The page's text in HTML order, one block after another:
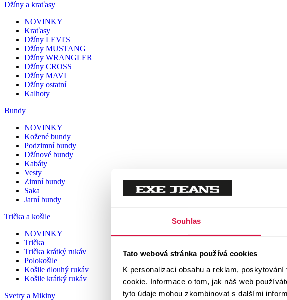
Souhlas
Tato webová stránka používá cookies
K personalizaci obsahu a reklam,
cookie. Informace o tom, jak náš web
tyto údaje mohou zkombinovat s dalšími
Džíny a kraťasy
NOVINKY
Kraťasy
Džíny LEVI'S
Džíny MUSTANG
Džíny WRANGLER
Džíny CROSS
Džíny MAVI
Džíny ostatní
Kalhoty
Bundy
NOVINKY
Kožené bundy
Podzimní bundy
Džínové bundy
Kabáty
Vesty
Zimní bundy
Saka
Jarní bundy
Trička a košile
NOVINKY
Trička
Trička krátký rukáv
Polokošile
Košile dlouhý rukáv
Košile krátký rukáv
Svetry a Mikiny